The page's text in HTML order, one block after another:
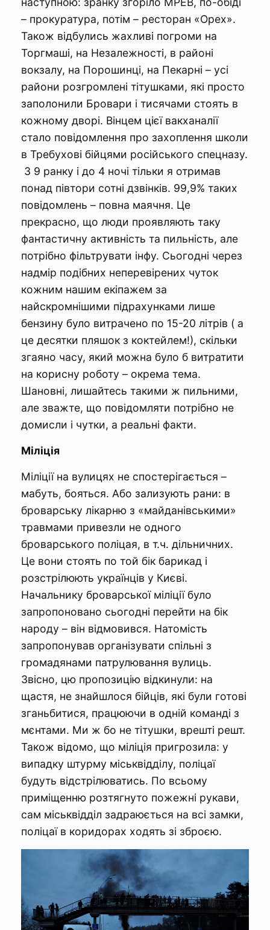
– прокуратура, потім – ресторан «Орех».
Також відбулись жахливі погроми на
Торгмаші, на Незалежності, в районі
вокзалу, на Порошинці, на Пекарні – усі
райони розгромлені тітушками, які просто
заполонили Бровари і тисячами стоять в
кожному дворі. Вінцем цієї вакханалії
стало повідомлення про захоплення школи
в Требухові бійцями російського спецназу.
З 9 ранку і до 4 ночі тільки я отримав
понад півтори сотні дзвінків. 99,9% таких
повідомлень – повна маячня. Це
прекрасно, що люди проявляють таку
фантастичну активність та пильність, але
потрібно фільтрувати інфу. Сьогодні через
надмір подібних неперевірених чуток
кожним нашим екіпажем за
найскромнішими підрахунками лише
бензину було витрачено по 15-20 літрів ( а
це десятки пляшок з коктейлем!), скільки
згаяно часу, який можна було б витратити
на корисну роботу – окрема тема.
Шановні, лишайтесь такими ж пильними,
але зважте, що повідомляти потрібно не
домисли і чутки, а реальні факти.
Міліція
Міліції на вулицях не спостерігається –
мабуть, бояться. Або зализують рани: в
броварську лікарню з «майданівськими»
травмами привезли не одного
броварського поліцая, в т.ч. дільничних.
Це вони стоять по той бік барикад і
розстрілюють українців у Києві.
Начальнику броварської міліції було
запропоновано сьогодні перейти на бік
народу – він відмовився. Натомість
запропонував організувати спільні з
громадянами патрулювання вулиць.
Звісно, цю пропозицію відкинули: на
щастя, не знайшлося бійців, які були готові
зганьбитися, працюючи в одній команді з
мєнтами. Ми ж бо не тітушки, врешті решт.
Також відомо, що міліція пригрозила: у
випадку штурму міськвідділу, поліцаї
будуть відстрілюватись. По всьому
приміщенню розтягнуто пожежні рукави,
сам міськвідділ задраюється на всі замки,
поліцаї в коридорах ходять зі зброєю.